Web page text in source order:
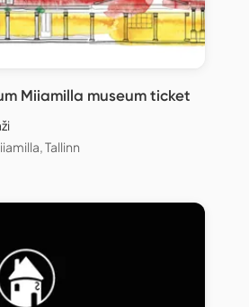
Miiamilla museum ticket
Tallinn